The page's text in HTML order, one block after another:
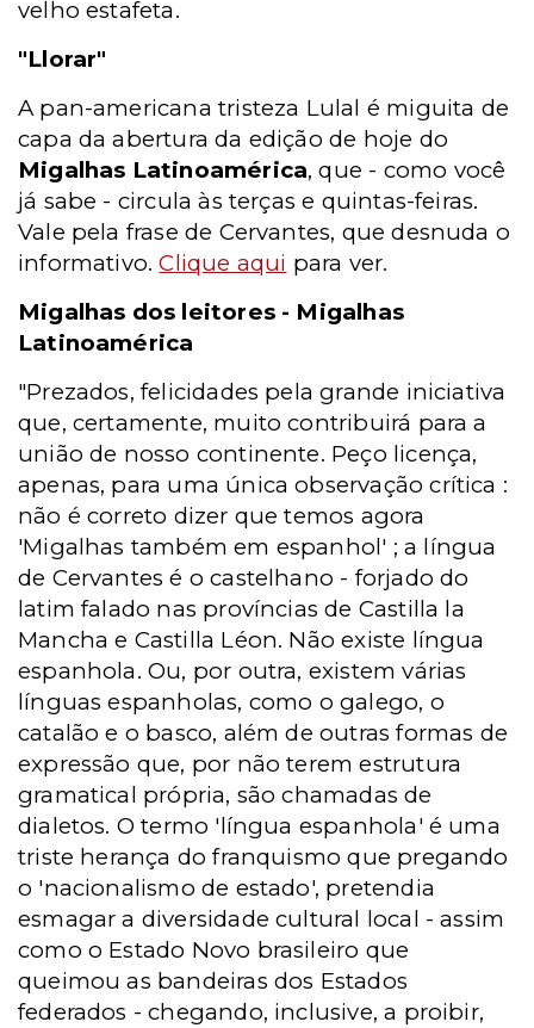
velho estafeta.
"Llorar"
A pan-americana tristeza Lulal é miguita de
capa da abertura da edição de hoje do
Migalhas Latinoamérica, que - como você
já sabe - circula às terças e quintas-feiras.
Vale pela frase de Cervantes, que desnuda o
informativo.Clique aqui para ver.
Migalhas dos leitores - Migalhas
Latinoamérica
"Prezados, felicidades pela grande iniciativa
que, certamente, muito contribuirá para a
união de nosso continente. Peço licença,
apenas, para uma única observação crítica :
não é correto dizer que temos agora
'Migalhas também em espanhol' ; a língua
de Cervantes é o castelhano - forjado do
latim falado nas províncias de Castilla la
Mancha e Castilla Léon. Não existe língua
espanhola. Ou, por outra, existem várias
línguas espanholas, como o galego, o
catalão e o basco, além de outras formas de
expressão que, por não terem estrutura
gramatical própria, são chamadas de
dialetos. O termo 'língua espanhola' é uma
triste herança do franquismo que pregando
o 'nacionalismo de estado', pretendia
esmagar a diversidade cultural local - assim
como o Estado Novo brasileiro que
queimou as bandeiras dos Estados
federados - chegando, inclusive, a proibir,